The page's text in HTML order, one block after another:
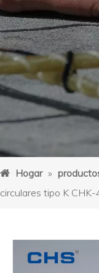
Hogar »
circulares tipo K